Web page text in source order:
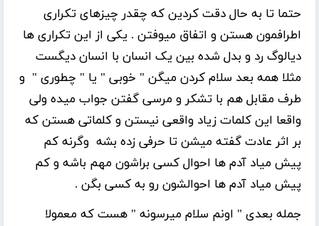
حتما تا به حال دقت کردین که چقدر چیزهای تکراری
اطرافمون هستن و اتفاق میوفتن . یکی از این تکراری ها
دیالوگ رد و بدل شده بین یک انسان با انسان دیگست
مثلا همه بعد سلام کردن میگن " خوبی " یا " چطوری " و
طرف مقابل هم با تشکر و مرسی گفتن جواب میده ولی
واقعا این کلمات زیاد واقعی نیستن و کلماتی هستن که
بر اثر عادت گفته میشن تا حرفی زده بشه وگرنه کم
پیش میاد آدم ها احوال کسی براشون مهم باشه و کم
پیش میاد آدم ها احوالشون رو به کسی بگن .
جمله بعدی " اونم سلام میرسونه " هست که معمولا